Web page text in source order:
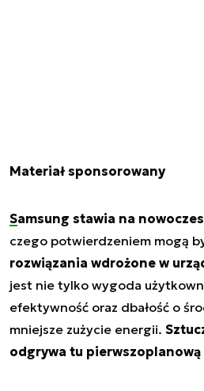
Materiał sponsorowany
Samsung stawia na
czego potwierdzeniem mogą
rozwiązania wdrożone w
jest nie tylko wygoda
efektywność oraz dbałość o
mniejsze zużycie energii.
odgrywa tu pierwszoplanową